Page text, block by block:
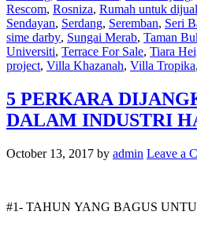
Rescom, Rosniza, Rumah untuk dijual
Sendayan, Serdang, Seremban, Seri
sime darby, Sungai Merab, Taman
Universiti, Terrace For Sale, Tiara
project, Villa Khazanah, Villa Tropika,
5 PERKARA
DALAM INDUSTRI
October 13, 2017 by admin Leave a
#1- TAHUN YANG BAGUS